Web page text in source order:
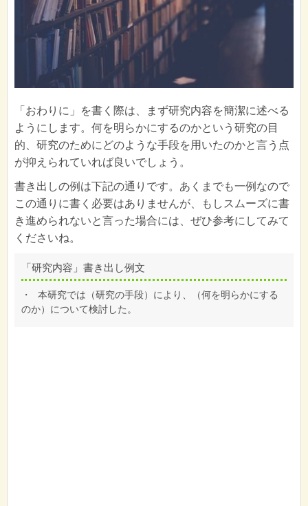
「おわりに」を書く際は、まず研究内容を簡潔に述べる
ようにします。何を明らかにするのかという研究の目
的、研究のためにどのような手段を用いたのかと言う点
が抑えられていれば良いでしょう。
書き出しの例は下記の通りです。あくまでも一例なので
この通りに書く必要はありませんが、もしスムーズに書
き進められないと言った場合には、ぜひ参考にしてみて
くださいね。
「研究内容」書き出し例文
・
本研究では（研究の手段）により、（何を明らかにする
のか）について検討した。